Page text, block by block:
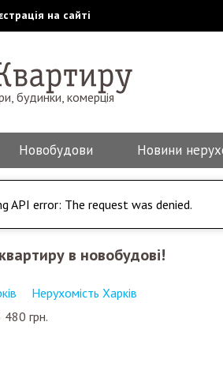
на сайті
будинки, комерція
Новобудови Новини
API error: The request was denied.
в новобудові!
Нерухомість Харків
480 грн.